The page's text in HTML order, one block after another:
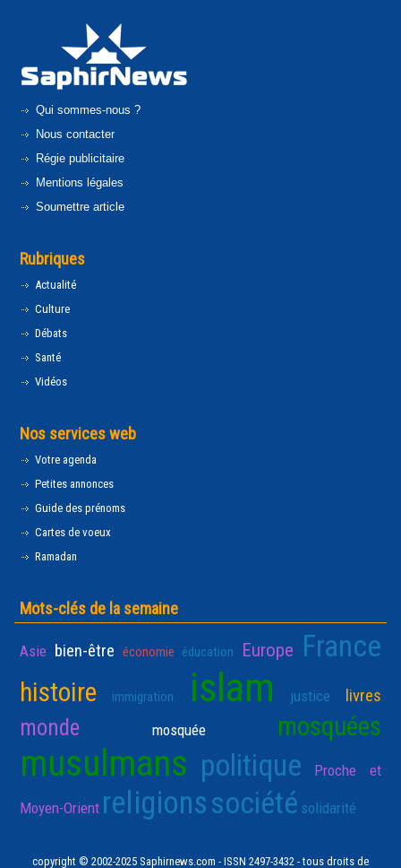
Qui sommes-nous ?
Nous contacter
Régie publicitaire
Mentions légales
Soumettre article
Rubriques
Actualité
Culture
Débats
Santé
Vidéos
Nos services web
Votre agenda
Petites annonces
Guide des prénoms
Cartes de voeux
Ramadan
Mots-clés de la semaine
Asie bien-être économie éducation Europe France
histoire immigration islam justice livres
monde mosquée mosquées
musulmans politique Proche et
Moyen-Orient religionssociété solidarité
copyright © 2002-2025 Saphirnews.com - ISSN 2497-3432 - tous droits de